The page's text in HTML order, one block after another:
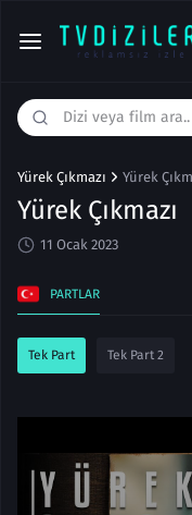
Yürek Çıkmazı Yürek
Yürek Çıkmazı
11 Ocak 2023
PARTLAR
Tek Part Tek Part 2